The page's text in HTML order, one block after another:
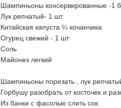
Шампиньоны консервированные -1
Лук репчатый- 1 шт
Китайская капуста ¼ кочанчика
Огурец свежий - 1 шт
Соль
Майонез легкий
Шампиньоны порезать , лук
Горбушу разобрать от косточек и
Из банки с фасолью слить сок.